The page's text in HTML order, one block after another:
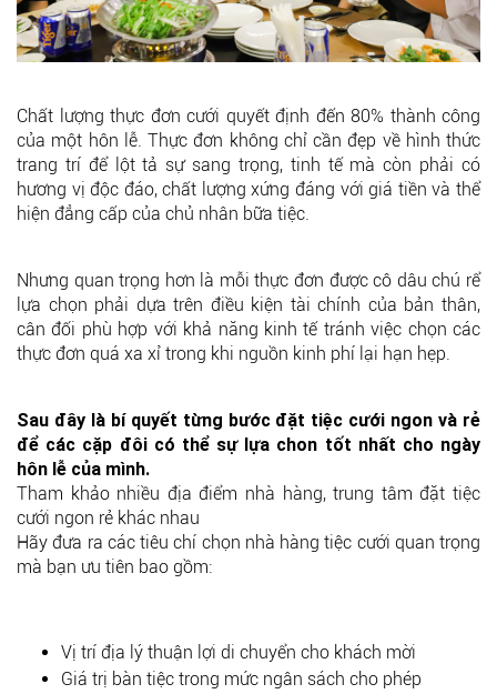
Chất lượng thực đơn cưới quyết định đến 80% thành công
của một hôn lễ. Thực đơn không chỉ cần đẹp về hình thức
trang trí để lột tả sự sang trọng, tinh tế mà còn phải có
hương vị độc đáo, chất lượng xứng đáng với giá tiền và thể
hiện đẳng cấp của chủ nhân bữa tiệc.
Nhưng quan trọng hơn là mỗi thực đơn được cô dâu chú rể
lựa chọn phải dựa trên điều kiện tài chính của bản thân,
cân đối phù hợp với khả năng kinh tế tránh việc chọn các
thực đơn quá xa xỉ trong khi nguồn kinh phí lại hạn hẹp.
Sau đây là bí quyết từng bước đặt tiệc cưới ngon và rẻ
để các cặp đôi có thể sự lựa chon tốt nhất cho ngày
hôn lễ của mình.
Tham khảo nhiều địa điểm nhà hàng, trung tâm đặt tiệc
cưới ngon rẻ khác nhau
Hãy đưa ra các tiêu chí chọn nhà hàng tiệc cưới quan trọng
mà bạn ưu tiên bao gồm:
Vị trí địa lý thuận lợi di chuyển cho khách mời
Giá trị bàn tiệc trong mức ngân sách cho phép